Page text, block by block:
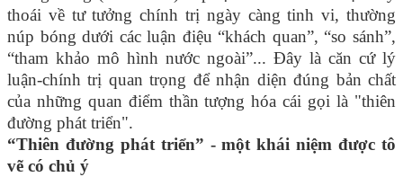
thoái về tư tưởng chính trị ngày càng tinh vi, thường
núp bóng dưới các luận điệu “khách quan”, “so sánh”,
“tham khảo mô hình nước ngoài”... Đây là căn cứ lý
luận-chính trị quan trọng để nhận diện đúng bản chất
của những quan điểm thần tượng hóa cái gọi là "thiên
đường phát triển".
“Thiên đường phát triển” - một khái niệm được tô
vẽ có chủ ý